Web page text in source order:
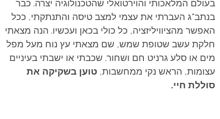
בעולם המלאכותי והוירטואלי שהטכנולוגיה יצרה. כבר
בנתב"ג העברתי את עצמי למצב טיסה והתנתקתי, ככל
האפשר מהציוויליזציה, כל כולי בכאן ועכשיו. הנה מצאתי
חלקת עשב שטופת שמש, שם מצאתי עץ נוח מעל מפל
מים או סלע גרניט חם ושחור. שכבתי או ישבתי בעיניים
עצומות, הראש נקי ממחשבות, טוען בשקיקה את
סוללת חיי.